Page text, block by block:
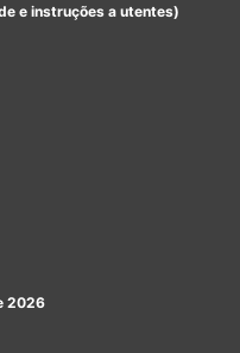
e instruções a utentes)
2026